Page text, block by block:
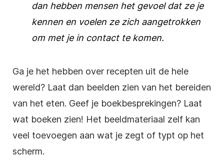
dan hebben mensen het gevoel dat ze je
kennen en voelen ze zich aangetrokken
om met je in contact te komen.
Ga je het hebben over recepten uit de hele
wereld? Laat dan beelden zien van het bereiden
van het eten. Geef je boekbesprekingen? Laat
wat boeken zien! Het beeldmateriaal zelf kan
veel toevoegen aan wat je zegt of typt op het
scherm.